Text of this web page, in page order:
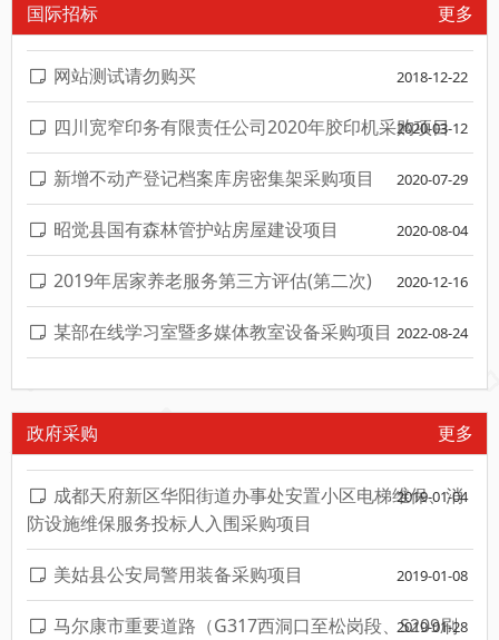
更多
国际招标
网站测试请勿购买 2018-12-22
四川宽窄印务有限责任公司2020年胶印机采购项目
2020-03-12
新增不动产登记档案库房密集架采购项目 2020-07-29
昭觉县国有森林管护站房屋建设项目 2020-08-04
2019年居家养老服务第三方评估(第二次) 2020-12-16
某部在线学习室暨多媒体教室设备采购项目 2022-08-24
更多
政府采购
成都天府新区华阳街道办事处安置小区电梯维保、消
防设施维保服务投标人入围采购项目
2019-01-04
美姑县公安局警用装备采购项目 2019-01-08
马尔康市重要道路（G317西洞口至松岗段、S209刷
2019-01-28